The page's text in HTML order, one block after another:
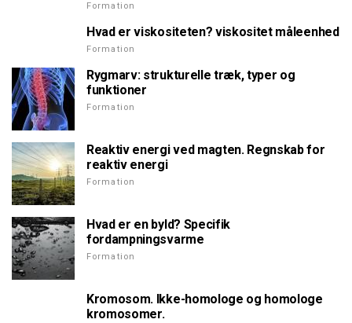
Formation
Hvad er viskositeten? viskositet måleenhed
Formation
Rygmarv: strukturelle træk, typer og
funktioner
Formation
Reaktiv energi ved magten. Regnskab for
reaktiv energi
Formation
Hvad er en byld? Specifik
fordampningsvarme
Formation
Kromosom. Ikke-homologe og homologe
kromosomer.